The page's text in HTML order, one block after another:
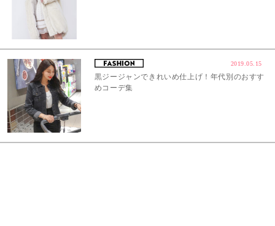
2019.05.15
黒ジージャンできれいめ仕上げ！年代別のおすす
めコーデ集